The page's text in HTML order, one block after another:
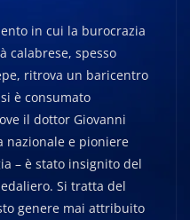
in cui la burocrazia
calabrese, spesso
ritrova un baricentro
è consumato
il dottor Giovanni
nazionale e pioniere
– è stato insignito del
Si tratta del
genere mai attribuito